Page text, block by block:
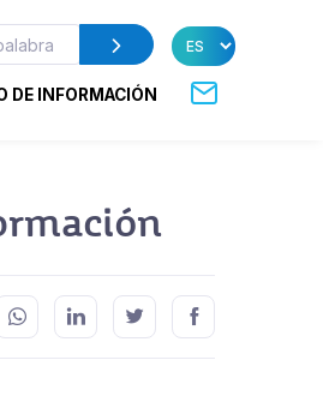
DE INFORMACIÓN